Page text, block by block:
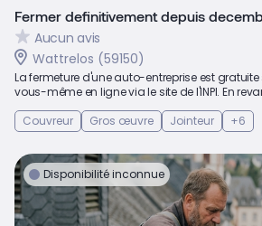
Fermer definitivement depuis
Aucun avis
Wattrelos (59150)
La fermeture d'une auto-entreprise est
vous-même en ligne via le site de l'INPI. En
Couvreur
Gros œuvre Jointeur +6
Disponibilité inconnue